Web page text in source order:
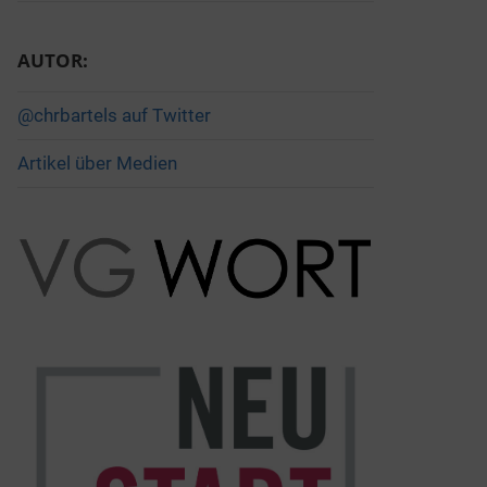
AUTOR:
@chrbartels auf Twitter
Artikel über Medien